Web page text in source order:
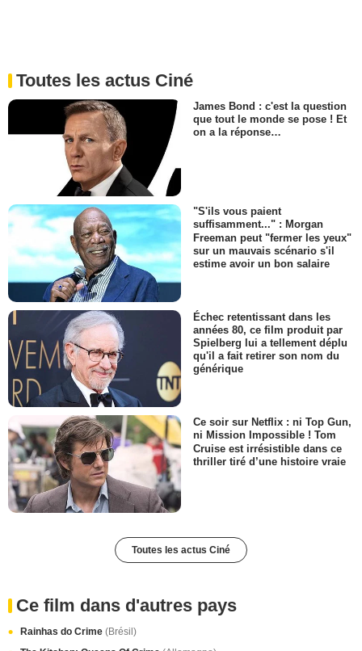
Toutes les actus Ciné
James Bond : c'est la question
que tout le monde se pose ! Et
on a la réponse…
"S'ils vous paient
suffisamment..." : Morgan
Freeman peut "fermer les yeux"
sur un mauvais scénario s'il
estime avoir un bon salaire
Échec retentissant dans les
années 80, ce film produit par
Spielberg lui a tellement déplu
qu'il a fait retirer son nom du
générique
Ce soir sur Netflix : ni Top Gun,
ni Mission Impossible ! Tom
Cruise est irrésistible dans ce
thriller tiré d’une histoire vraie
Toutes les actus Ciné
Ce film dans d'autres pays
Rainhas do Crime (Brésil)